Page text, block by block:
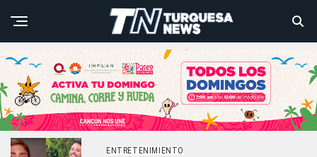
ENTRETENIMIENTO